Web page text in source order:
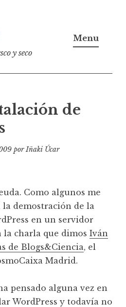
y seco
Menu
de
porIñaki Úcar
Como algunos me
demostración de la
en un servidor
charla que dimos Iván
de Blogs&Ciencia, el
Madrid.
pensado alguna vez en
WordPress y todavía no